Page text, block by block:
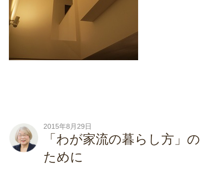
2015年8月29日
「わが家流の暮らし方」の
ために